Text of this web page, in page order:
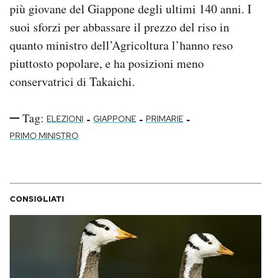
più giovane del Giappone degli ultimi 140 anni. I
suoi sforzi per abbassare il prezzo del riso in
quanto ministro dell’Agricoltura l’hanno reso
piuttosto popolare, e ha posizioni meno
conservatrici di Takaichi.
Tag: ELEZIONI - GIAPPONE - PRIMARIE -
PRIMO MINISTRO
CONSIGLIATI